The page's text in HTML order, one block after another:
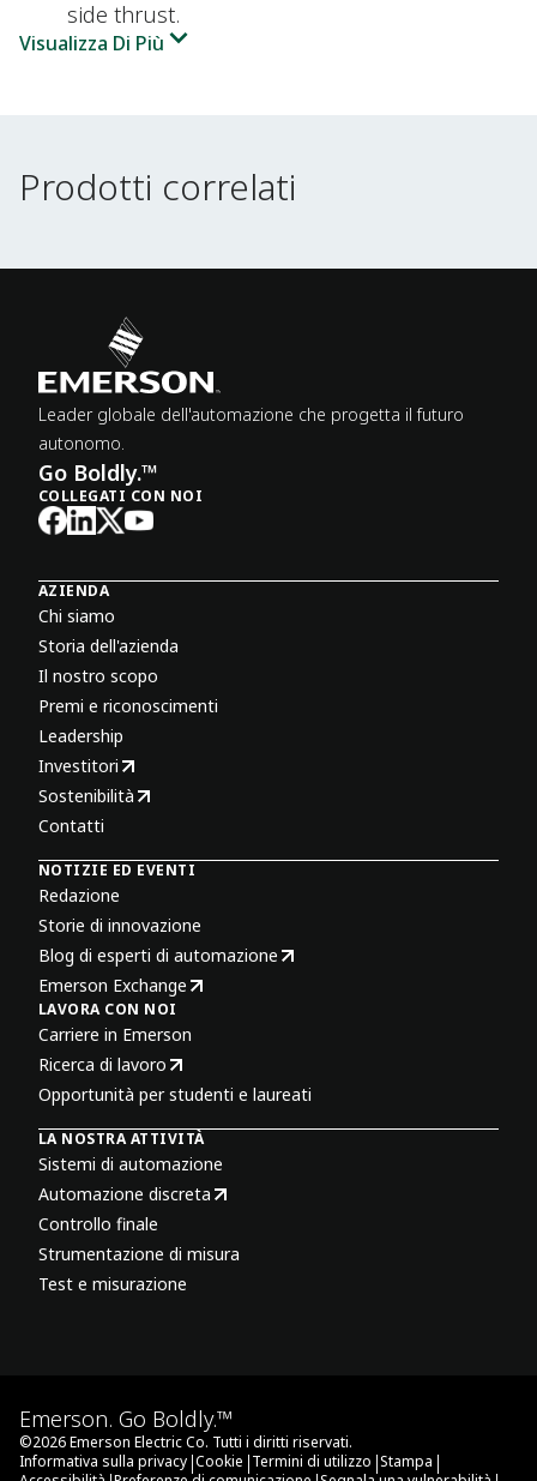
side thrust.
Visualizza Di Più
Prodotti correlati
Prodotti correlati
Leader globale dell'automazione che progetta il futuro
autonomo.
Go Boldly.™
COLLEGATI CON NOI
AZIENDA
Chi siamo
Storia dell'azienda
Il nostro scopo
Premi e riconoscimenti
Leadership
Investitori
Sostenibilità
Contatti
NOTIZIE ED EVENTI
Redazione
Storie di innovazione
Blog di esperti di automazione
Emerson Exchange
LAVORA CON NOI
Carriere in Emerson
Ricerca di lavoro
Opportunità per studenti e laureati
LA NOSTRA ATTIVITÀ
Sistemi di automazione
Automazione discreta
Controllo finale
Strumentazione di misura
Test e misurazione
Emerson. Go Boldly.™
©2026Emerson Electric Co. Tutti i diritti riservati.
Informativa sulla privacy |Cookie |Termini di utilizzo |Stampa |